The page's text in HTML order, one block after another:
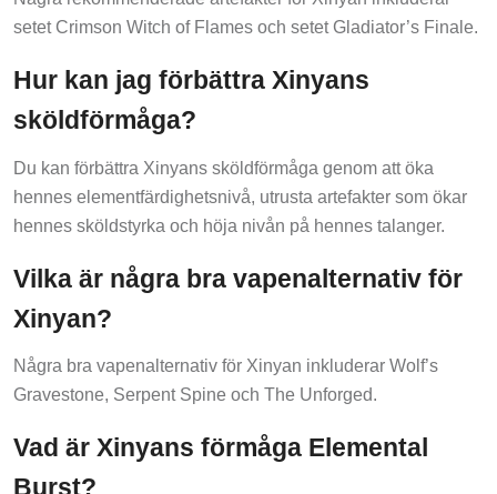
setet Crimson Witch of Flames och setet Gladiator’s Finale.
Hur kan jag förbättra Xinyans
sköldförmåga?
Du kan förbättra Xinyans sköldförmåga genom att öka
hennes elementfärdighetsnivå, utrusta artefakter som ökar
hennes sköldstyrka och höja nivån på hennes talanger.
Vilka är några bra vapenalternativ för
Xinyan?
Några bra vapenalternativ för Xinyan inkluderar Wolf’s
Gravestone, Serpent Spine och The Unforged.
Vad är Xinyans förmåga Elemental
Burst?